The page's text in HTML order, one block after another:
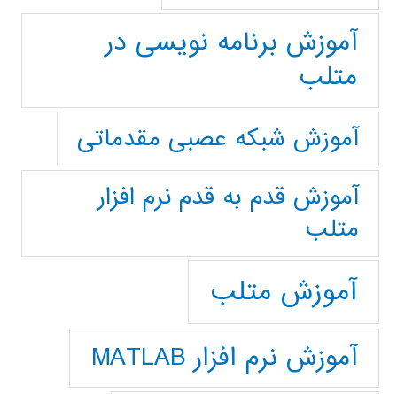
آموزش برنامه نویسی در
متلب
آموزش شبکه عصبی مقدماتی
آموزش قدم به قدم نرم افزار
متلب
آموزش متلب
آموزش نرم افزار MATLAB